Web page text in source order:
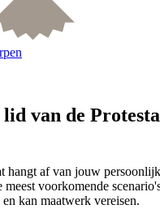
van de
hangt af van jouw
voorkomende
kan maatwerk vereisen.